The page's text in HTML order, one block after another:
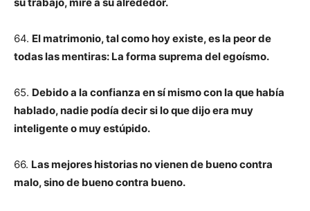
64. El matrimonio, tal como hoy existe, es la peor de
todas las mentiras: La forma suprema del egoísmo.
65. Debido a la confianza en sí mismo con la que había
hablado, nadie podía decir si lo que dijo era muy
inteligente o muy estúpido.
66. Las mejores historias no vienen de bueno contra
malo, sino de bueno contra bueno.